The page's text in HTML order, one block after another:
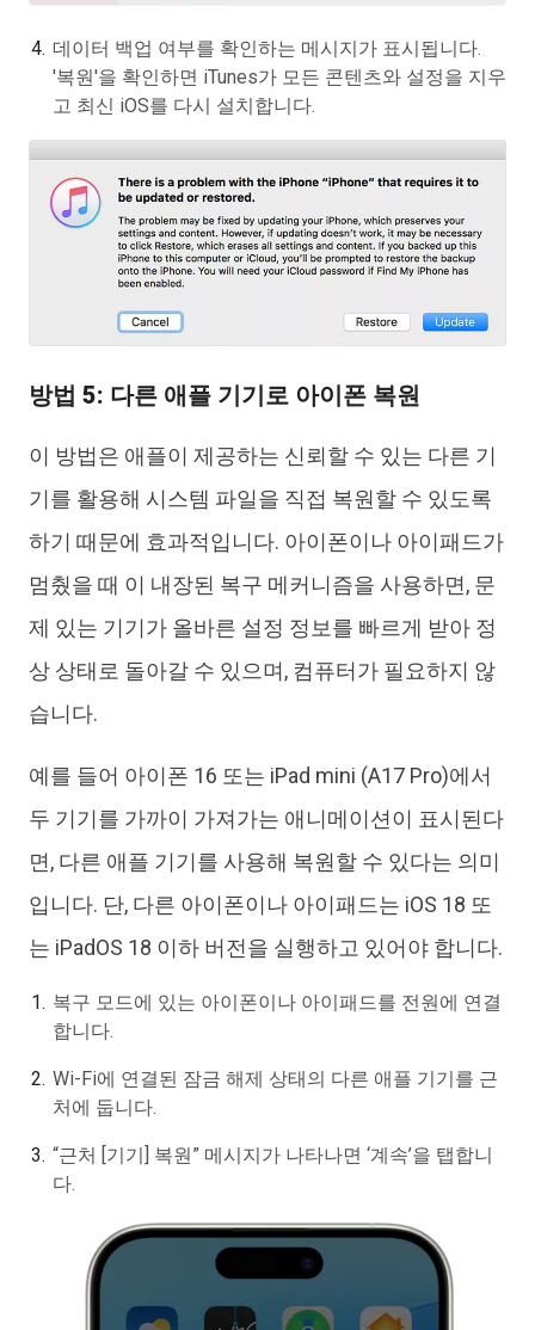
데이터 백업 여부를 확인하는 메시지가 표시됩니다.
'복원'을 확인하면 iTunes가 모든 콘텐츠와 설정을 지우
고 최신 iOS를 다시 설치합니다.
방법 5: 다른 애플 기기로 아이폰 복원
이 방법은 애플이 제공하는 신뢰할 수 있는 다른 기
기를 활용해 시스템 파일을 직접 복원할 수 있도록
하기 때문에 효과적입니다. 아이폰이나 아이패드가
멈췄을 때 이 내장된 복구 메커니즘을 사용하면, 문
제 있는 기기가 올바른 설정 정보를 빠르게 받아 정
상 상태로 돌아갈 수 있으며, 컴퓨터가 필요하지 않
습니다.
예를 들어 아이폰 16 또는 iPad mini (A17 Pro)에서
두 기기를 가까이 가져가는 애니메이션이 표시된다
면, 다른 애플 기기를 사용해 복원할 수 있다는 의미
입니다. 단, 다른 아이폰이나 아이패드는 iOS 18 또
는 iPadOS 18 이하 버전을 실행하고 있어야 합니다.
복구 모드에 있는 아이폰이나 아이패드를 전원에 연결
합니다.
Wi-Fi에 연결된 잠금 해제 상태의 다른 애플 기기를 근
처에 둡니다.
“근처 [기기] 복원” 메시지가 나타나면 ‘계속’을 탭합니
다.